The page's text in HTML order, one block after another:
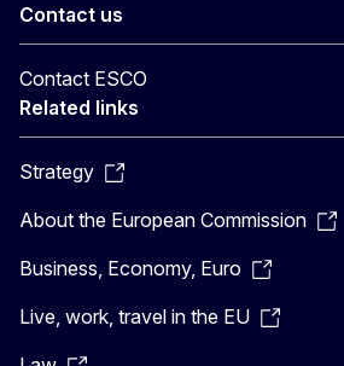
Contact us
Contact ESCO
Related links
Strategy
About the European Commission
Business, Economy, Euro
Live, work, travel in the EU